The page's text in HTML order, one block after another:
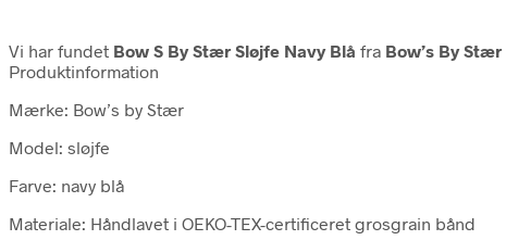
Vi har fundet Bow S By Stær Sløjfe Navy Blå fra Bow’s By Stær
Produktinformation
Mærke: Bow’s by Stær
Model: sløjfe
Farve: navy blå
Materiale: Håndlavet i OEKO-TEX-certificeret grosgrain bånd